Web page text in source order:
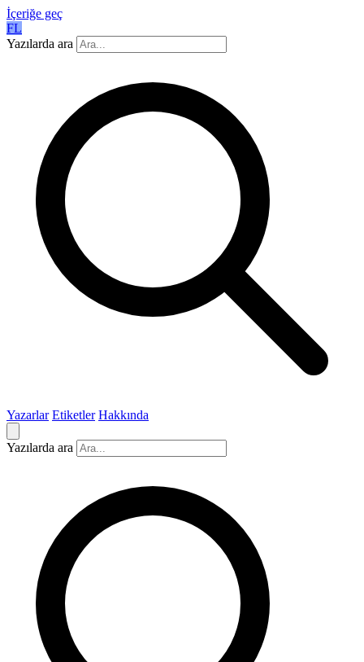
İçeriğe geç
FL
Yazılarda ara
Yazarlar Etiketler Hakkında
Yazılarda ara